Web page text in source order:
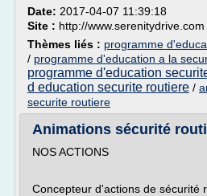
Date: 2017-04-07 11:39:18
Site : http://www.serenitydrive.com
Thèmes liés : programme
/ programme d'education a la
programme d'education
d education securite routiere /
securite routiere
Animations sécurité
NOS ACTIONS
Concepteur d'actions de sécurité